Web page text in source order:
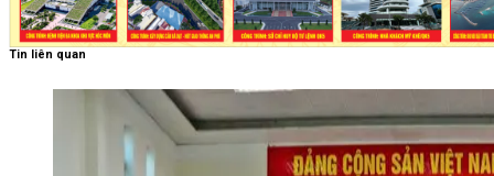
Tin liên quan